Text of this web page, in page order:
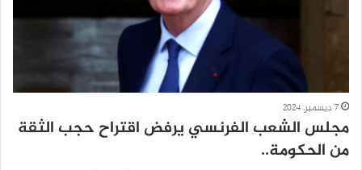
7 ديسمبر، 2024
مجلس الشعب الفرنسي يرفض اقتراح حجب الثقة
من الحكومة..